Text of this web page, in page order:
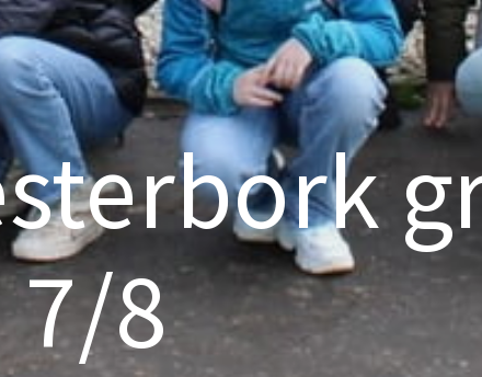
7/8